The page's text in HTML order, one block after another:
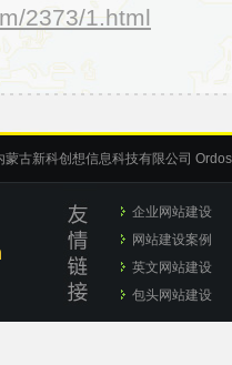
2373/1.html
蒙古新科创想信息科技有限公司
企业网站建设
网站建设案例
英文网站建设
包头网站建设